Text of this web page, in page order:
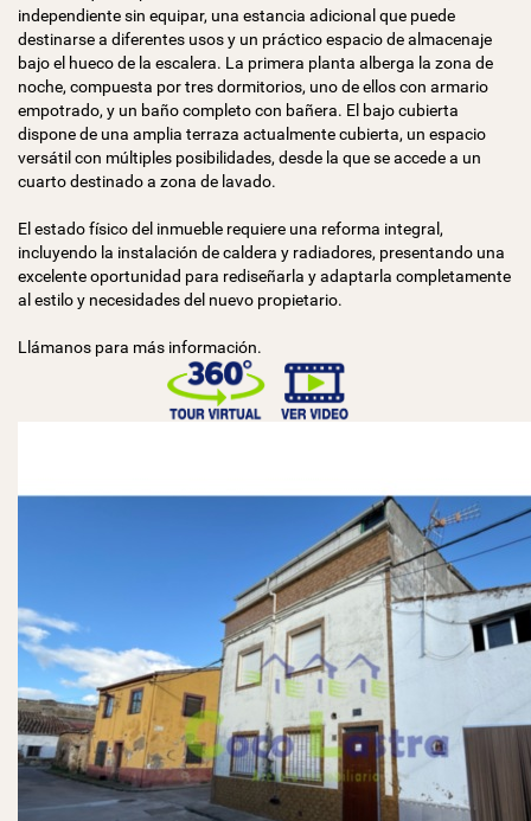
independiente sin equipar, una estancia adicional que puede
destinarse a diferentes usos y un práctico espacio de almacenaje
bajo el hueco de la escalera. La primera planta alberga la zona de
noche, compuesta por tres dormitorios, uno de ellos con armario
empotrado, y un baño completo con bañera. El bajo cubierta
dispone de una amplia terraza actualmente cubierta, un espacio
versátil con múltiples posibilidades, desde la que se accede a un
cuarto destinado a zona de lavado.
El estado físico del inmueble requiere una reforma integral,
incluyendo la instalación de caldera y radiadores, presentando una
excelente oportunidad para rediseñarla y adaptarla completamente
al estilo y necesidades del nuevo propietario.
Llámanos para más información.